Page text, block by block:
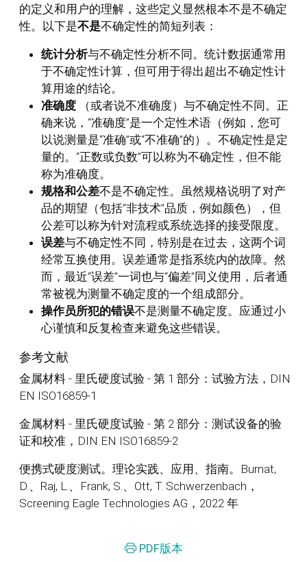
的定义和用户的理解，这些定义显然根本不是不确定
性。以下是不是不确定性的简短列表：
统计分析与不确定性分析不同。统计数据通常用
于不确定性计算，但可用于得出超出不确定性计
算用途的结论。
准确度 （或者说不准确度）与不确定性不同。正
确来说，“准确度”是一个定性术语（例如，您可
以说测量是“准确”或“不准确”的）。不确定性是定
量的。“正数或负数”可以称为不确定性，但不能
称为准确度。
规格和公差不是不确定性。虽然规格说明了对产
品的期望（包括“非技术”品质，例如颜色），但
公差可以称为针对流程或系统选择的接受限度。
误差与不确定性不同，特别是在过去，这两个词
经常互换使用。误差通常是指系统内的故障。然
而，最近“误差”一词也与“偏差”同义使用，后者通
常被视为测量不确定度的一个组成部分。
操作员所犯的错误不是测量不确定度。应通过小
心谨慎和反复检查来避免这些错误。
参考文献
金属材料 - 里氏硬度试验 - 第 1 部分：试验方法，DIN
EN ISO16859-1
金属材料 - 里氏硬度试验 - 第 2 部分：测试设备的验
证和校准，DIN EN ISO16859-2
便携式硬度测试。理论实践、应用、指南。Burnat,
D.、Raj, L.、Frank, S.、Ott, T. Schwerzenbach，
Screening Eagle Technologies AG，2022 年
PDF版本